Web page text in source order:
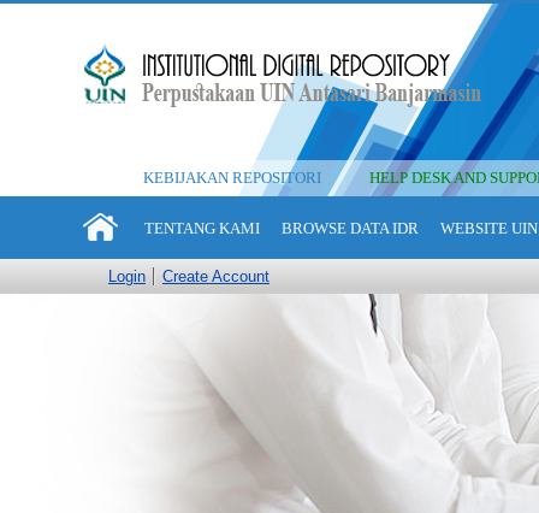
KEBIJAKAN REPOSITORI HELP DESK AND
TENTANG KAMI BROWSE DATA IDR WEBSITE
Login Create Account